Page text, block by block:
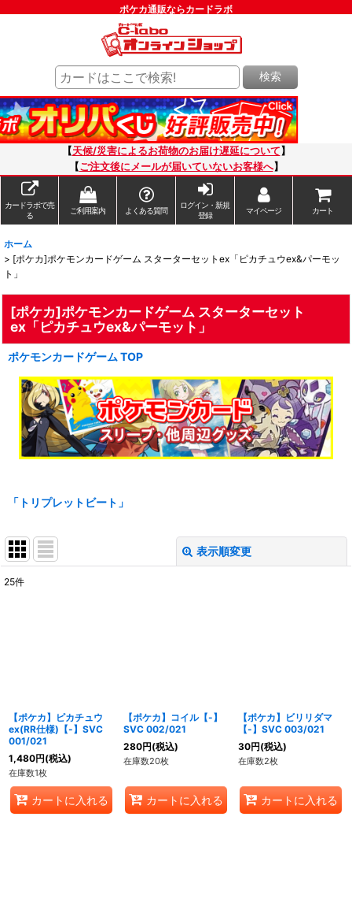
ポケカ通販ならカードラボ
検索
【天候/災害によるお荷物のお届け遅延について 】
【ご注文後にメールが届いていないお客様へ】
カードラボで売
る
ご利用案内 よくある質問
ログイン・新規
登録
マイページ カート
ホーム
> [ポケカ]ポケモンカードゲーム スターターセットex「ピカチュウex&パーモッ
ト」
[ポケカ]ポケモンカードゲーム スターターセット
ex「ピカチュウex&パーモット」
ポケモンカードゲーム TOP
「トリプレットビート」
表示順変更
絞り込む
25件
【ポケカ】ピカチュウ
ex(RR仕様)【-】SVC
001/021
1,480円(税込)
在庫数1枚
カートに入れる
【ポケカ】コイル【-】
SVC 002/021
280円(税込)
在庫数20枚
カートに入れる
【ポケカ】ビリリダマ
【-】SVC 003/021
30円(税込)
在庫数2枚
カートに入れる